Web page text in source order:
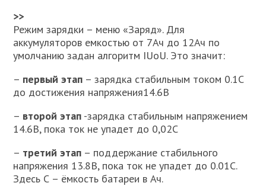
>>
Режим зарядки – меню «Заряд». Для
аккумуляторов емкостью от 7Ач до 12Ач по
умолчанию задан алгоритм IUoU. Это значит:
– первый этап – зарядка стабильным током 0.1С
до достижения напряжения14.6В
– второй этап -зарядка стабильным напряжением
14.6В, пока ток не упадет до 0,02С
– третий этап – поддержание стабильного
напряжения 13.8В, пока ток не упадет до 0.01С.
Здесь С – ёмкость батареи в Ач.